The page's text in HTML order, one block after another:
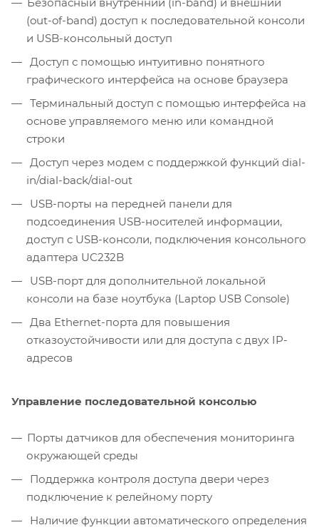
(out-of-band) доступ к последовательной консоли
и USB-консольный доступ
Доступ с помощью интуитивно понятного
графического интерфейса на основе браузера
Терминальный доступ с помощью интерфейса на
основе управляемого меню или командной
строки
Доступ через модем с поддержкой функций dial-
in/dial-back/dial-out
USB-порты на передней панели для
подсоединения USB-носителей информации,
доступ с USB-консоли, подключения консольного
адаптера UC232B
USB-порт для дополнительной локальной
консоли на базе ноутбука (Laptop USB Console)
Два Ethernet-порта для повышения
отказоустойчивости или для доступа с двух IP-
адресов
Управление последовательной консолью
Порты датчиков для обеспечения мониторинга
окружающей среды
Поддержка контроля доступа двери через
подключение к релейному порту
Наличие функции автоматического определения